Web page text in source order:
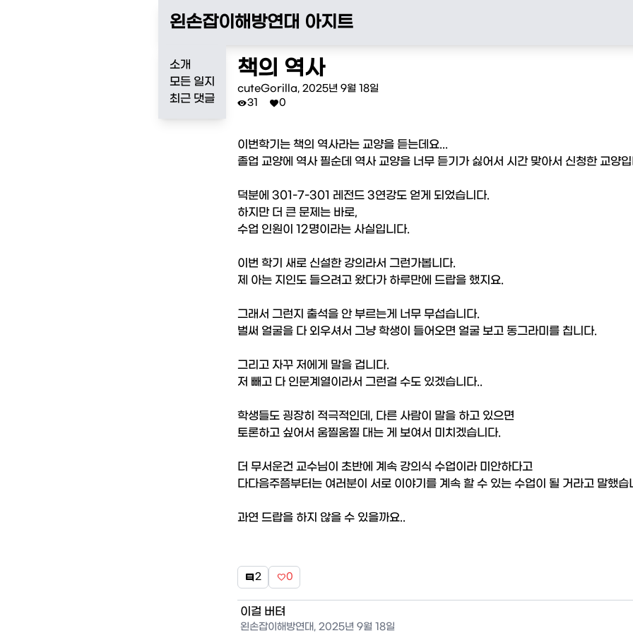
왼손잡이해방연대 아지트
소개
모든 일지
최근 댓글
책의 역사
cuteGorilla, 2025년 9월 18일
31 0
이번학기는 책의 역사라는 교양을 듣는데요...
졸업 교양에 역사 필순데 역사 교양을 너무 듣기가 싫어서 시간 맞아서 신청한 교양
덕분에 301-7-301 레전드 3연강도 얻게 되었습니다.
하지만 더 큰 문제는 바로,
수업 인원이 12명이라는 사실입니다.
이번 학기 새로 신설한 강의라서 그런가봅니다.
제 아는 지인도 들으려고 왔다가 하루만에 드랍을 했지요.
그래서 그런지 출석을 안 부르는게 너무 무섭습니다.
벌써 얼굴을 다 외우셔서 그냥 학생이 들어오면 얼굴 보고 동그라미를 칩니다.
그리고 자꾸 저에게 말을 겁니다.
저 빼고 다 인문계열이라서 그런걸 수도 있겠습니다..
학생들도 굉장히 적극적인데, 다른 사람이 말을 하고 있으면
토론하고 싶어서 움찔움찔 대는 게 보여서 미치겠습니다.
더 무서운건 교수님이 초반에 계속 강의식 수업이라 미안하다고
다다음주쯤부터는 여러분이 서로 이야기를 계속 할 수 있는 수업이 될 거라고 말했습
과연 드랍을 하지 않을 수 있을까요..
2 0
이걸 버텨
왼손잡이해방연대, 2025년 9월 18일